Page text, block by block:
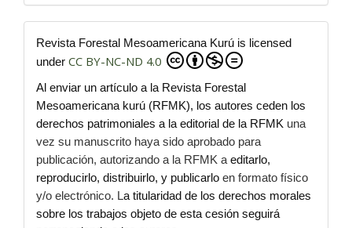
Revista Forestal Mesoamericana Kurú is licensed
under CC BY-NC-ND 4.0
Al enviar un artículo a la Revista Forestal
Mesoamericana kurú (RFMK), los autores ceden los
derechos patrimoniales a la editorial de la RFMK una
vez su manuscrito haya sido aprobado para
publicación, autorizando a la RFMK aeditarlo,
reproducirlo, distribuirlo, y publicarlo en formato físico
y/o electrónico. La titularidad de los derechos morales
sobre los trabajos objeto de esta cesión seguirá